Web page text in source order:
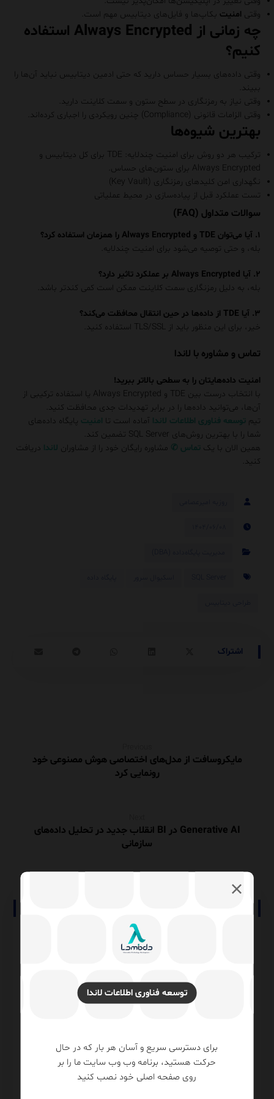
توسعه فناوری اطلاعات لاندا
برای دسترسی سریع و آسان هر بار که در حال
حرکت هستید، برنامه وب وب سایت ما را بر
روی صفحه اصلی خود نصب کنید
وقتی امنیت بکاپ‌ها و فایل‌های دیتابیس مهم است.
چه زمانی از Always Encrypted استفاده
کنیم؟
وقتی داده‌های بسیار حساس دارید که حتی ادمین دیتابیس نباید آن‌ها را
ببیند.
وقتی نیاز به رمزنگاری در سطح ستون و سمت کلاینت دارید.
وقتی الزامات قانونی (Compliance) چنین رویکردی را اجباری کرده‌اند.
بهترین شیوه‌ها
ترکیب هر دو روش برای امنیت چندلایه: TDE برای کل دیتابیس و
Always Encrypted برای ستون‌های حساس.
نگهداری امن کلیدهای رمزنگاری (Key Vault)
تست عملکرد قبل از پیاده‌سازی در محیط عملیاتی
سوالات متداول (FAQ)
۱. آیا می‌توان TDE و Always Encrypted را همزمان استفاده کرد؟
بله، و حتی توصیه می‌شود برای امنیت چندلایه.
۲. آیا Always Encrypted بر عملکرد تاثیر دارد؟
بله، به دلیل رمزنگاری سمت کلاینت ممکن است کمی کندتر باشد.
۳. آیا TDE از داده‌ها در حین انتقال محافظت می‌کند؟
خیر، برای این منظور باید از TLS/SSL استفاده کنید.
تماس و مشاوره با لاندا
امنیت داده‌هایتان را به سطحی بالاتر ببرید!
با انتخاب درست بین TDE و Always Encrypted یا استفاده ترکیبی از
آن‌ها، می‌توانید داده‌ها را در برابر تهدیدات جدی محافظت کنید.
تیم توسعه فناوری اطلاعات لاندا آماده است تا امنیت پایگاه داده‌های
شما را با بهترین روش‌های SQL Server تضمین کند.
همین الان با یک تماس ✆ مشاوره رایگان خود را از مشاوران لاندا دریافت
کنید.
مایکروسافت از مدل‌های اختصاصی هوش مصنوعی خود
رونمایی کرد
Generative AI در BI انقلاب جدید در تحلیل داده‌های
سازمانی
تبدیل داده JSON به جدول رابطه‌ای توسط